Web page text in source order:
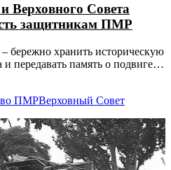
Верховного Совета
защитникам ПМР
бережно хранить историческую
передавать память о подвиге
ПМРВерховный Совет